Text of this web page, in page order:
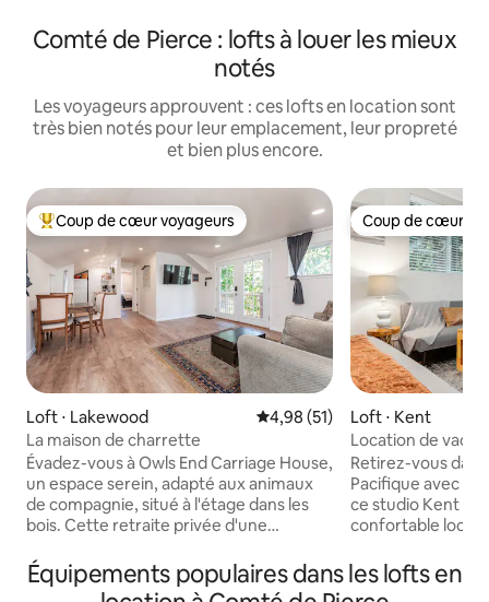
Comté de Pierce : lofts à louer les mieux
notés
Les voyageurs approuvent : ces lofts en location sont
très bien notés pour leur emplacement, leur propreté
et bien plus encore.
Coups de cœur voyageurs les plus appréciés
Coup de cœur voyageurs
Loft ⋅ Lakewood Évaluation moyenne sur la
4,98 (51)
La maison de charrette
Évadez-vous à Owls End Carriage House,
un espace serein, adapté aux animaux
de compagnie, situé à l'étage dans les
bois. Cette retraite privée d'une
spacieuse avec un espace de travail
dédié, une connexion Wi-Fi et une
Coup de cœur
Coup de cœur
Loft ⋅ Kent
Location de
les animaux, à
Retirez-vous
Pacifique avec
ce studio Kent
confortable
d'une cuisine
aux loisirs de
Équipements populaires dans les lofts en